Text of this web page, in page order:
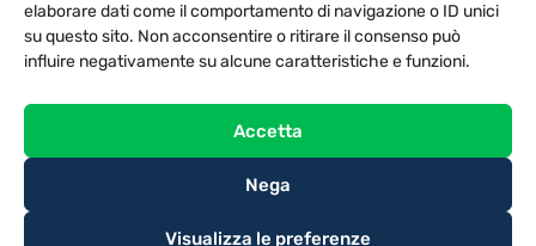
elaborare dati come il comportamento di navigazione o ID unici
su questo sito. Non acconsentire o ritirare il consenso può
influire negativamente su alcune caratteristiche e funzioni.
Accetta
Nega
Visualizza le preferenze
TV LIBERA S.P.A.
Via Monteleonese 95/21 – 51100 Pistoia (PT)
Tel. 0573.9136 / Fax 0573.913615